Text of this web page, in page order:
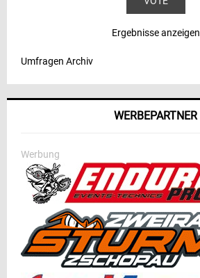
Ergebnisse anzeigen
Umfragen Archiv
WERBEPARTNER
Werbung